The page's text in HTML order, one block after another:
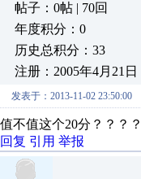
帖子：0帖 | 70回
年度积分：0
历史总积分：33
注册：2005年4月21日
发表于：2013-11-02 23:50:00
值不值这个20分？？？？
回复 引用 举报